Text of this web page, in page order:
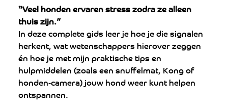
“Veel honden ervaren stress zodra ze alleen
thuis zijn.”
In deze complete gids leer je hoe je die signalen
herkent, wat wetenschappers hierover zeggen
én hoe je met mijn praktische tips en
hulpmiddelen (zoals een snuffelmat, Kong of
honden-camera) jouw hond weer kunt helpen
ontspannen.